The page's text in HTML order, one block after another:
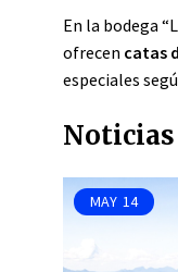
En la bodega
ofrecen catas
especiales
MAY 14